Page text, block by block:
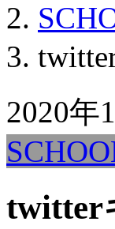
2020年
twitter